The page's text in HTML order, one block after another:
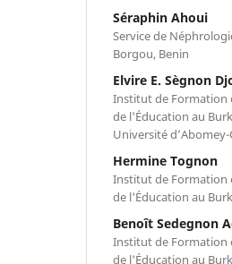
Séraphin Ahoui
Service de
Borgou, Benin
Elvire E. Sègnon
Institut de Formation
de l'Éducation au
Université
Hermine Tognon
Institut de Formation
de l'Éducation au
Benoît Sedegnon
Institut de Formation
de l'Éducation au